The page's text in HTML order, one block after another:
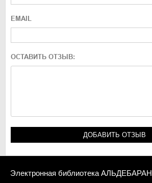
EMAIL
ОСТАВИТЬ ОТЗЫВ:
Электронная библиотека АЛЬДЕБАРАН